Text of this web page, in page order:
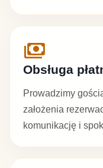
payments
Obsługa
Prowadzimy
założenia
komunikację i